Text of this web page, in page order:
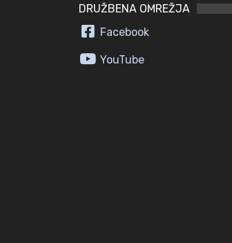
DRUŽBENA OMREŽJA
Facebook
YouTube